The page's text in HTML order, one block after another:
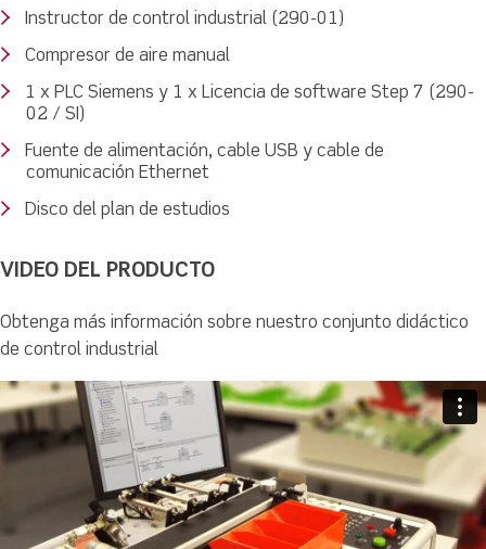
Instructor de control industrial (290-01)
Compresor de aire manual
1 x PLC Siemens y 1 x Licencia de software Step 7 (290-
02 / SI)
Fuente de alimentación, cable USB y cable de
comunicación Ethernet
Disco del plan de estudios
VIDEO DEL PRODUCTO
Obtenga más información sobre nuestro conjunto didáctico
de control industrial